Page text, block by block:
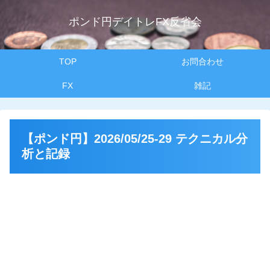
ポンド円デイトレFX反省会
TOP お問合わせ
FX 雑記
【ポンド円】2026/05/25-29 テクニカル分
析と記録